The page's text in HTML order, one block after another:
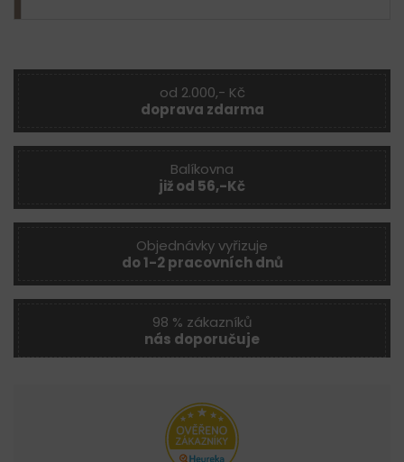
od 2.000,- Kč
doprava zdarma
Balíkovna
již od 56,-Kč
Objednávky vyřizuje
do 1-2 pracovních dnů
98 % zákazníků
nás doporučuje